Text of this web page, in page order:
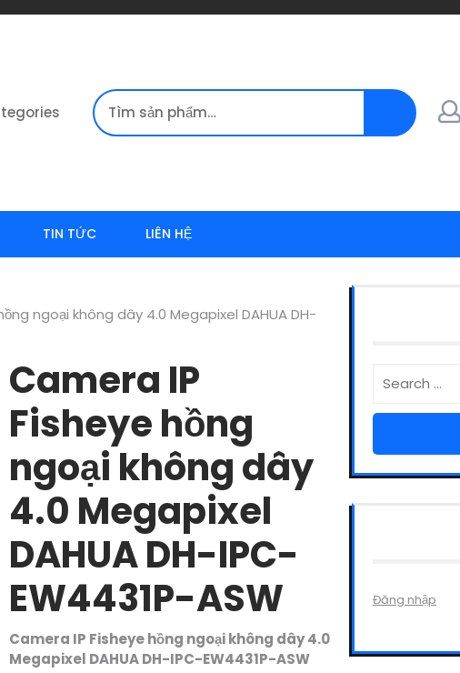
Tìm kiếm:
TIN TỨC LIÊN HỆ
ngoại không dây 4.0 Megapixel DAHUA DH-
Camera IP
Fisheye hồng
ngoại không dây
4.0 Megapixel
DAHUA DH-IPC-
EW4431P-ASW
Camera IP Fisheye hồng ngoại không dây 4.0
Megapixel DAHUA DH-IPC-EW4431P-ASW
Đăng nhập